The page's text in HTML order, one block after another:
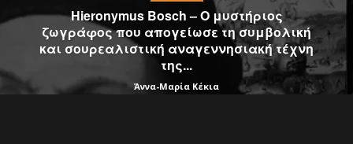
Hieronymus Bosch – Ο μυστήριος
ζωγράφος που απογείωσε τη συμβολική
και σουρεαλιστική αναγεννησιακή τέχνη
της...
Άννα-Μαρία Κέκια